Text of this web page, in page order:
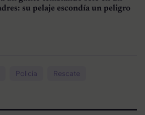
su pelaje escondía un peligro
Policía Rescate